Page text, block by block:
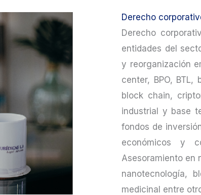
Derecho
Derecho
entidades del
y reorganización
center, BPO,
block chain,
industrial y base
fondos de
económicos y
Asesoramiento en
nanotecnología,
medicinal entre